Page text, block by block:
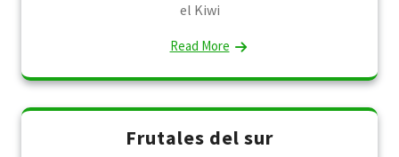
el Kiwi
Read More
Frutales del sur